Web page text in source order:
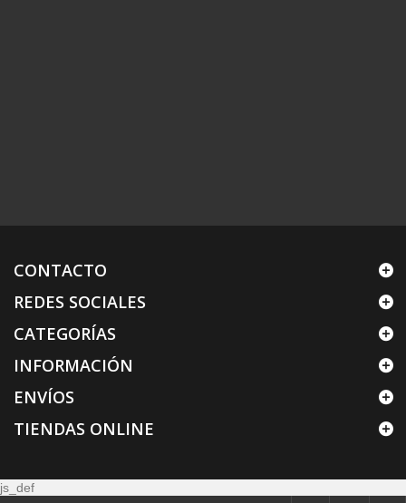
CONTACTO
REDES SOCIALES
CATEGORÍAS
INFORMACIÓN
ENVÍOS
TIENDAS ONLINE
js_def